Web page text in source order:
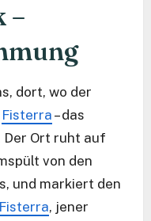
–
dort, wo der
Fisterra – das
Der Ort ruht auf
von den
und markiert den
Fisterra, jener